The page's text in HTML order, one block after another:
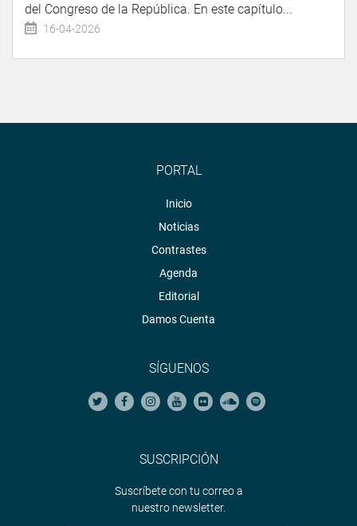
del Congreso de la República. En este capítulo...
16-04-2026
PORTAL
Inicio
Noticias
Contrastes
Agenda
Editorial
Damos Cuenta
SÍGUENOS
SUSCRIPCIÓN
Suscríbete con tu correo a
nuestro newsletter.